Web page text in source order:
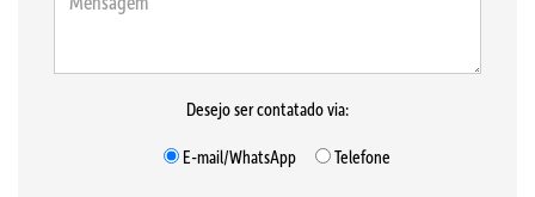
Desejo ser contatado via:
E-mail/WhatsApp
Telefone